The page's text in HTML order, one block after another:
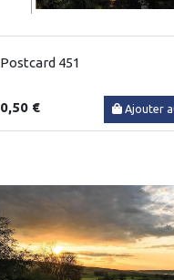
Postcard 451
0,50 € Ajouter